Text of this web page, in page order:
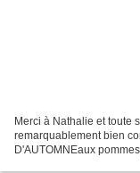
Merci à Nathalie et toute
remarquablement bien
D'AUTOMNEaux